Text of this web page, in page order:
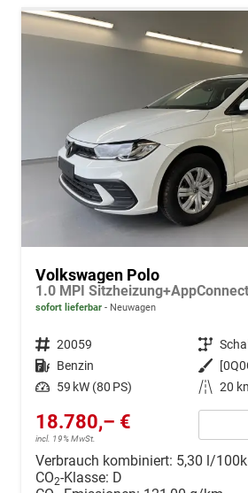
Volkswagen Polo
sofort lieferbar Neuwagen
Fahrzeugnr. 20059 Getriebe
Kraftstoff Benzin Außenfarbe
Leistung 59 kW (80 PS) Kilometerstand 20
18.780,– €
incl. 19% MwSt.
Verbrauch kombiniert: 5,30 l/
CO2-Klasse: D